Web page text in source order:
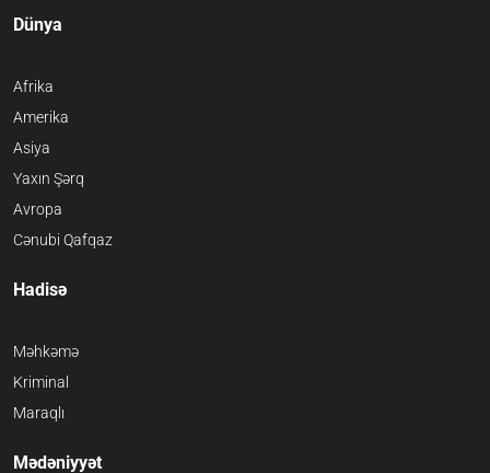
Dünya
Afrika
Amerika
Asiya
Yaxın Şərq
Avropa
Cənubi Qafqaz
Hadisə
Məhkəmə
Kriminal
Maraqlı
Mədəniyyət